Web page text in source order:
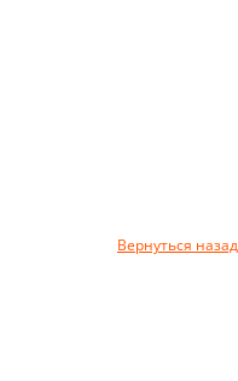
Вернуться назад